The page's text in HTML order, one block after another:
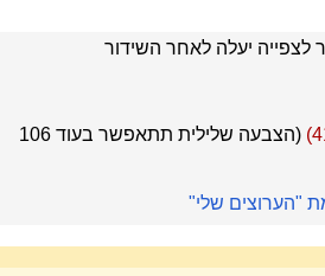
) (הצבעה שלילית תתאפשר בעוד 106
"הערוצים שלי"